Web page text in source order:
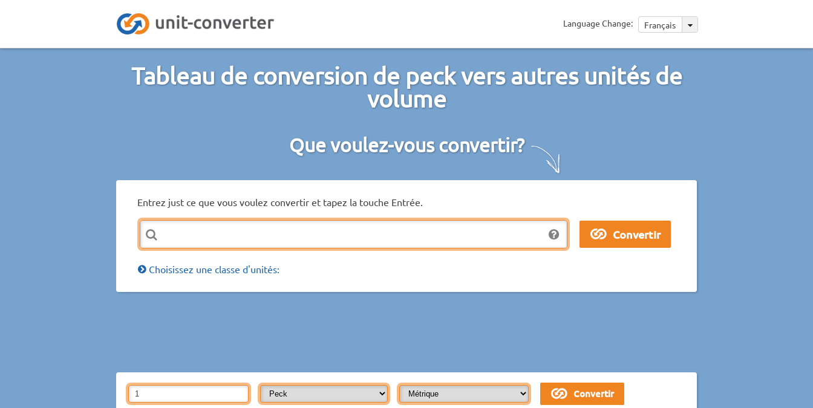
Language Change: Français
Tableau de conversion de peck vers autres unités de
volume
Que voulez-vous convertir?
Entrez just ce que vous voulez convertir et tapez la touche Entrée.
Choisissez une classe d'unités: